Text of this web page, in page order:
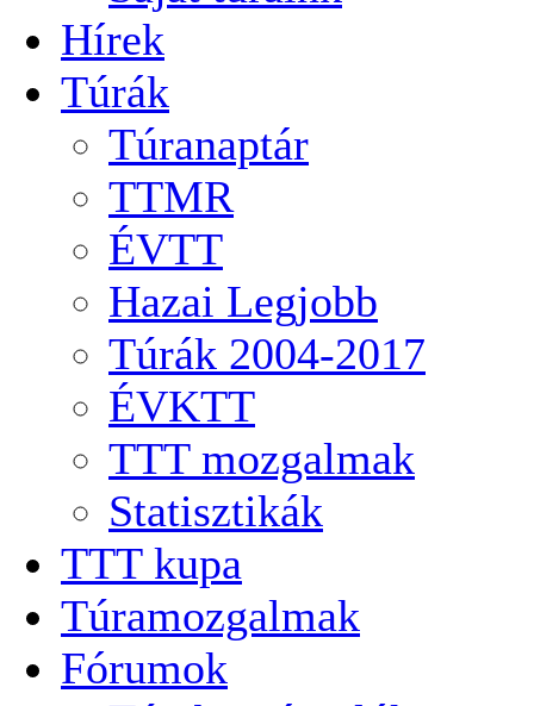
Hírek
Túrák
Túranaptár
TTMR
ÉVTT
Hazai Legjobb
Túrák 2004-2017
ÉVKTT
TTT mozgalmak
Statisztikák
TTT kupa
Túramozgalmak
Fórumok